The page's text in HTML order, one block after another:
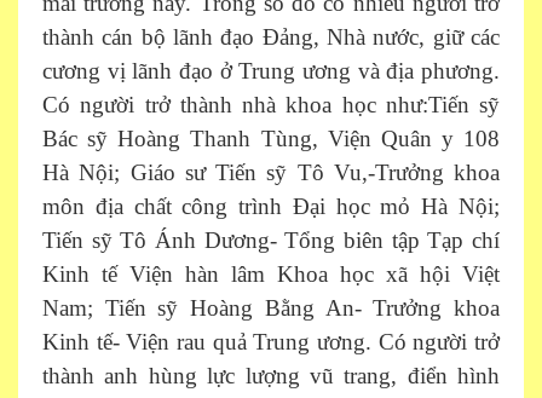
thành cán bộ lãnh đạo Đảng, Nhà nước, giữ các
cương vị lãnh đạo ở Trung ương và địa phương.
Có người trở thành nhà khoa học như:Tiến sỹ
Bác sỹ Hoàng Thanh Tùng, Viện Quân y 108
Hà Nội; Giáo sư Tiến sỹ Tô Vu,-Trưởng khoa
môn địa chất công trình Đại học mỏ Hà Nội;
Tiến sỹ Tô Ánh Dương- Tổng biên tập Tạp chí
Kinh tế Viện hàn lâm Khoa học xã hội Việt
Nam; Tiến sỹ Hoàng Bằng An- Trưởng khoa
Kinh tế- Viện rau quả Trung ương. Có người trở
thành anh hùng lực lượng vũ trang, điển hình